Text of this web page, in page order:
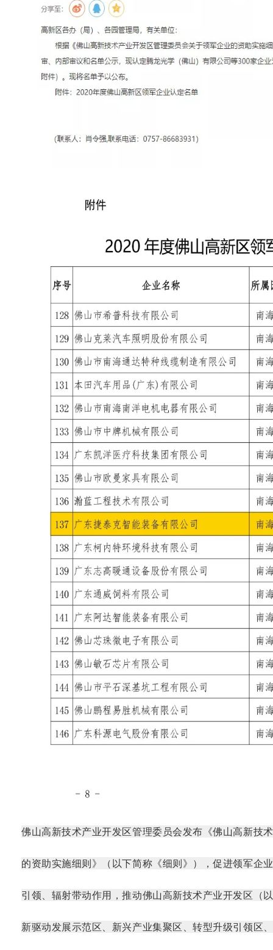
佛山高新技术产业开发区管理委员会发布《佛山高新技
的资助实施细则》（以下简称《细则》），促进领军企
引领、辐射带动作用，推动佛山高新技术产业开发区（
新驱动发展示范区、新兴产业集聚区、转型升级引领区